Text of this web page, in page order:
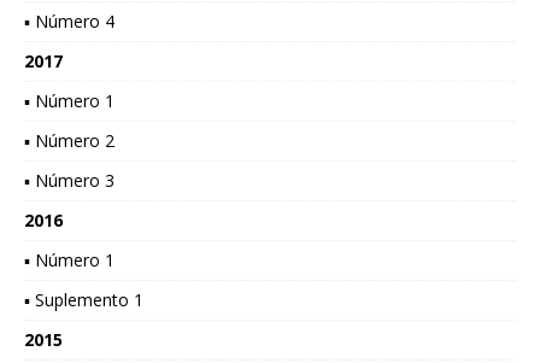
▪ Número 4
2017
▪ Número 1
▪ Número 2
▪ Número 3
2016
▪ Número 1
▪ Suplemento 1
2015